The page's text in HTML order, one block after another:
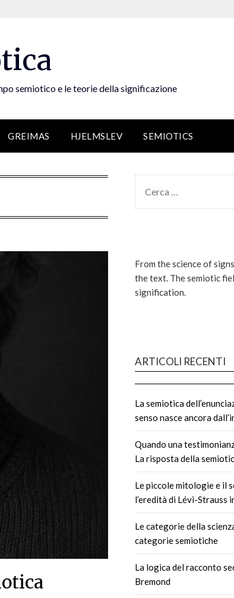
semiotico e le teorie della significazione
GREIMAS HJELMSLEV SEMIOTICS
PER:
From the science of
the text. The semiotic
signification.
ARTICOLI RECENTI
La semiotica
senso nasce ancora
Quando una
La risposta della
Le piccole mitologie e il
l’eredità di Lévi-Strauss
Le categorie della
categorie semiotiche
La logica del racconto
Bremond